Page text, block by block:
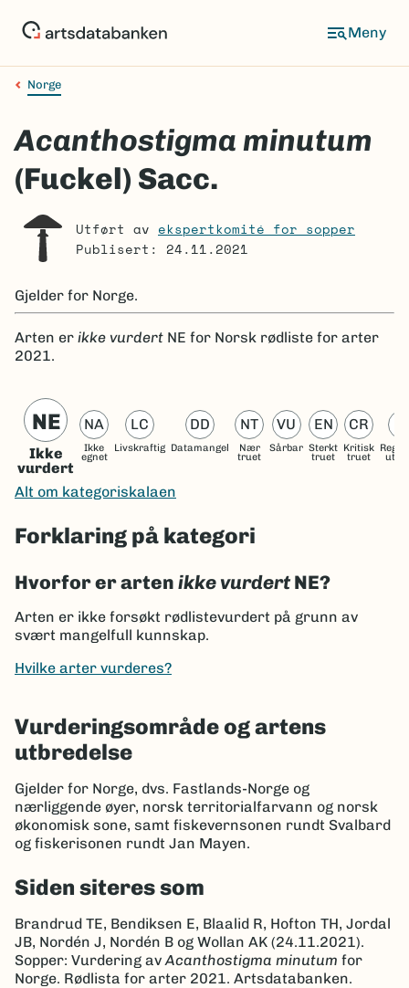
Meny
Navigasjonssti
Norge
Acanthostigma minutum
(Fuckel) Sacc.
Utført av ekspertkomité for sopper
Publisert: 24.11.2021
Gjelder for Norge.
Arten er ikke vurdert NE for Norsk rødliste for arter
2021.
NE
Ikke
vurdert
NA
Ikke
egnet
LC
Livskraftig
DD
Datamangel
NT
Nær
truet
VU
Sårbar
EN
Sterkt
truet
CR
Kritisk
truet
Alt om kategoriskalaen
Forklaring på kategori
Hvorfor er arten ikke vurdertNE?
Arten er ikke forsøkt rødlistevurdert på grunn av
svært mangelfull kunnskap.
Hvilke arter vurderes?
Vurderingsområde og artens
utbredelse
Gjelder for Norge, dvs. Fastlands-Norge og
nærliggende øyer, norsk territorialfarvann og norsk
økonomisk sone, samt fiskevernsonen rundt Svalbard
og fiskerisonen rundt Jan Mayen.
Siden siteres som
Brandrud TE, Bendiksen E, Blaalid R, Hofton TH, Jordal
JB, Nordén J, Nordén B og Wollan AK (24.11.2021).
Sopper: Vurdering avAcanthostigma minutum for
Norge. Rødlista for arter 2021. Artsdatabanken.